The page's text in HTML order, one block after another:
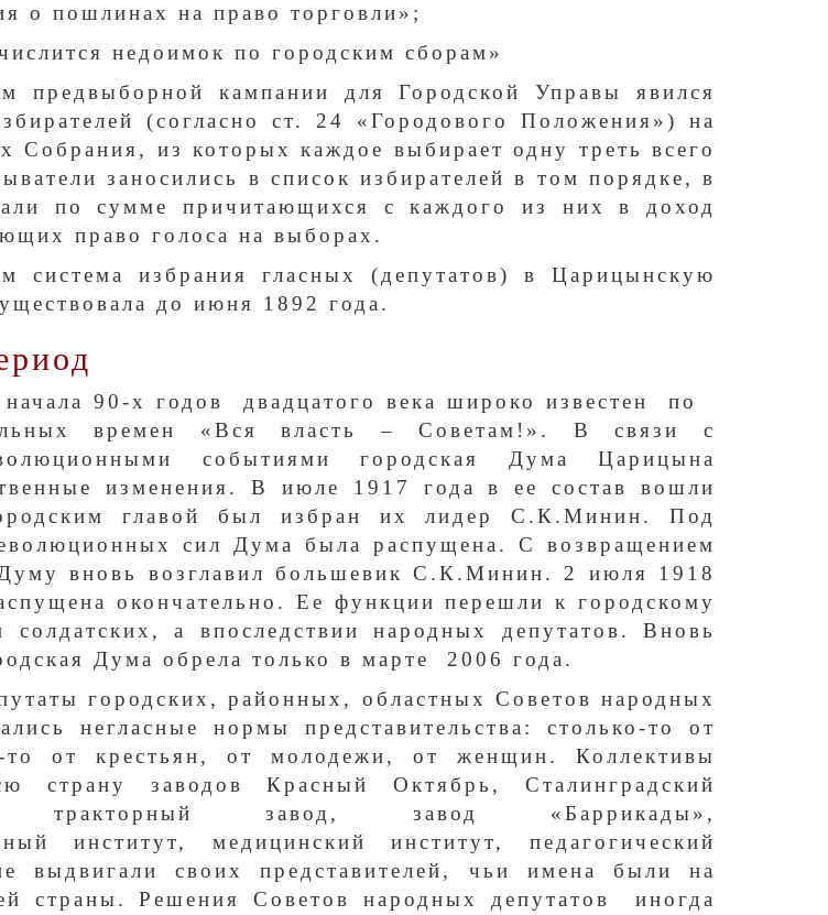
о пошлинах на право торговли»;
недоимок по городским сборам»
предвыборной кампании для Городской Управы явился
(согласно ст. 24 «Городового Положения») на
Собрания, из которых каждое выбирает одну треть всего
заносились в список избирателей в том порядке, в
по сумме причитающихся с каждого из них в доход
право голоса на выборах.
система избрания гласных (депутатов) в Царицынскую
до июня 1892 года.
90-х годов двадцатого века широко известен по
времен «Вся власть – Советам!». В связи с
событиями городская Дума Царицына
изменения. В июле 1917 года в ее состав вошли
главой был избран их лидер С.К.Минин. Под
сил Дума была распущена. С возвращением
Думу вновь возглавил большевик С.К.Минин. 2 июля 1918
окончательно. Ее функции перешли к городскому
а впоследствии народных депутатов. Вновь
Дума обрела только в марте 2006 года.
городских, районных, областных Советов народных
негласные нормы представительства: столько-то от
то от крестьян, от молодежи, от женщин. Коллективы
страну заводов Красный Октябрь, Сталинградский
тракторный завод, завод «Баррикады»,
институт, медицинский институт, педагогический
выдвигали своих представителей, чьи имена были на
страны. Решения Советов народных депутатов иногда